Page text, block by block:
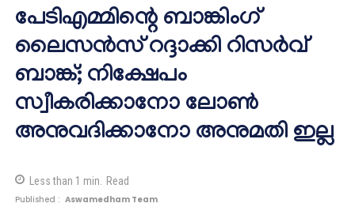
പേടിഎമ്മിന്റെ ബാങ്കിംഗ്
ലൈസന്‍സ് റദ്ദാക്കി റിസര്‍വ്
ബാങ്ക്; നിക്ഷേപം
സ്വീകരിക്കാനോ ലോണ്‍
അനുവദിക്കാനോ അനുമതി ഇല്ല
Less than 1 min. Read
Published : Aswamedham Team